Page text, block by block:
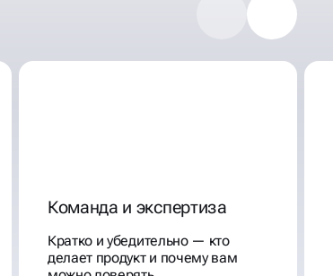
Команда и экспертиза
Кратко и убедительно — кто
делает продукт и почему вам